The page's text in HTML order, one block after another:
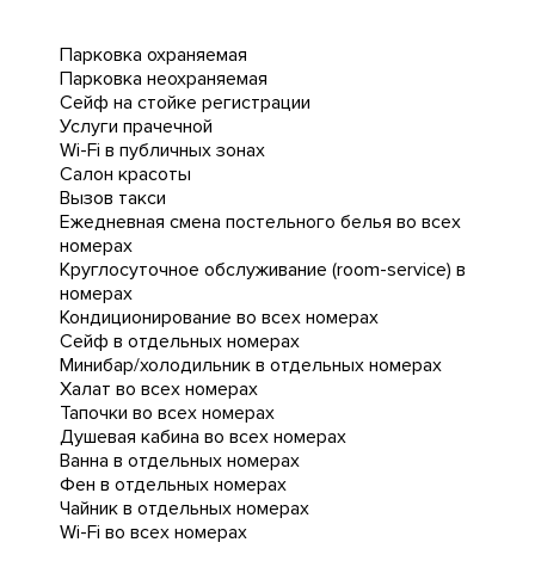
Парковка охраняемая
Парковка неохраняемая
Сейф на стойке регистрации
Услуги прачечной
Wi-Fi в публичных зонах
Салон красоты
Вызов такси
Ежедневная cмена постельного белья во всех
номерах
Круглосуточное обслуживание (room-service) в
номерах
Кондиционирование во всех номерах
Сейф в отдельных номерах
Минибар/холодильник в отдельных номерах
Халат во всех номерах
Тапочки во всех номерах
Душевая кабина во всех номерах
Ванна в отдельных номерах
Фен в отдельных номерах
Чайник в отдельных номерах
Wi-Fi во всех номерах